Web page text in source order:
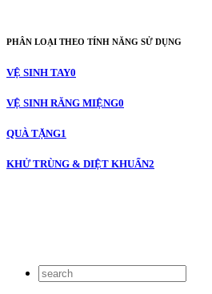
PHÂN LOẠI THEO TÍNH NĂNG SỬ DỤNG
VỆ SINH TAY0
VỆ SINH RĂNG MIỆNG0
QUÀ TẶNG1
KHỬ TRÙNG & DIỆT KHUẨN2